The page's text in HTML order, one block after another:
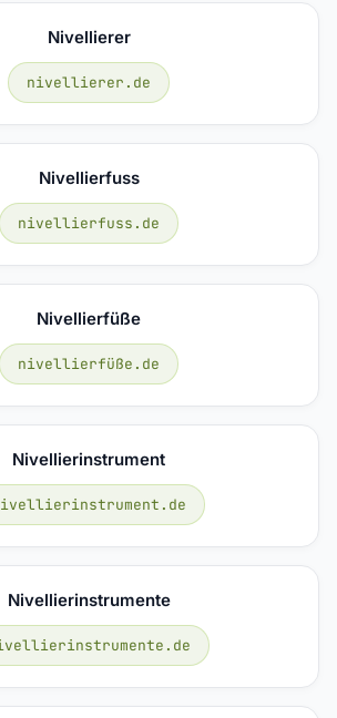
Nivellierer
nivellierer.de
Nivellierfuss
nivellierfuss.de
Nivellierfüße
nivellierfüße.de
Nivellierinstrument
Nivellierinstrumente